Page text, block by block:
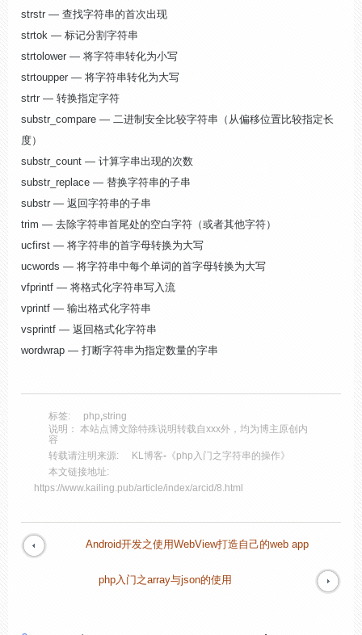
strstr — 查找字符串的首次出现
strtok — 标记分割字符串
strtolower — 将字符串转化为小写
strtoupper — 将字符串转化为大写
strtr — 转换指定字符
substr_compare — 二进制安全比较字符串（从偏移位置比较指定长
度）
substr_count — 计算字串出现的次数
substr_replace — 替换字符串的子串
substr — 返回字符串的子串
trim — 去除字符串首尾处的空白字符（或者其他字符）
ucfirst — 将字符串的首字母转换为大写
ucwords — 将字符串中每个单词的首字母转换为大写
vfprintf — 将格式化字符串写入流
vprintf — 输出格式化字符串
vsprintf — 返回格式化字符串
wordwrap — 打断字符串为指定数量的字串
标签: php,string
说明： 本站点博文除特殊说明转载自xxx外，均为博主原创内
容
转载请注明来源:
KL博客- 《php入门之字符串的操作》
本文链接地址:
https://www.kailing.pub/article/index/arcid/8.html
Android开发之使用WebView打造自己的web app
php入门之array与json的使用